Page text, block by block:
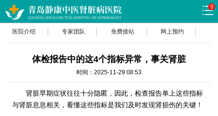
9
医院介绍 专家团队 免费接站 网上预约
体检报告中的这4个指标异常，事关肾脏
时间：2025-11-29 08:53
肾脏早期症状往往十分隐匿，因此，检查报告单上这些指标
与肾脏息息相关，看懂这些指标是我们及时发现肾损伤的关键！